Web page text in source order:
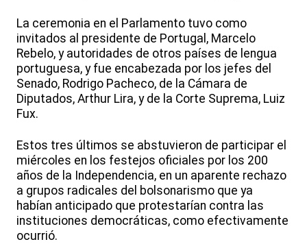
La ceremonia en el Parlamento tuvo como
invitados al presidente de Portugal, Marcelo
Rebelo, y autoridades de otros países de lengua
portuguesa, y fue encabezada por los jefes del
Senado, Rodrigo Pacheco, de la Cámara de
Diputados, Arthur Lira, y de la Corte Suprema, Luiz
Fux.
Estos tres últimos se abstuvieron de participar el
miércoles en los festejos oficiales por los 200
años de la Independencia, en un aparente rechazo
a grupos radicales del bolsonarismo que ya
habían anticipado que protestarían contra las
instituciones democráticas, como efectivamente
ocurrió.